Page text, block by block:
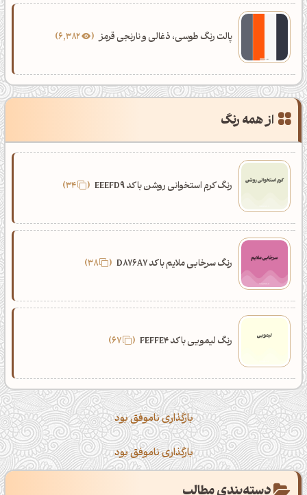
پالت رنگ طوسی، ذغالی و نارنجی قرمز 6,382
از همه رنگ
رنگ کرم استخوانی روشن با کد EEEFD9 34
رنگ سرخابی ملایم با کد D876A7 38
رنگ لیمویی با کد FEFFE4 67
بارگذاری ناموفق بود
بارگذاری ناموفق بود